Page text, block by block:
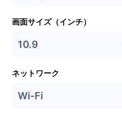
画面サイズ（インチ）
10.9
ネットワーク
Wi-Fi